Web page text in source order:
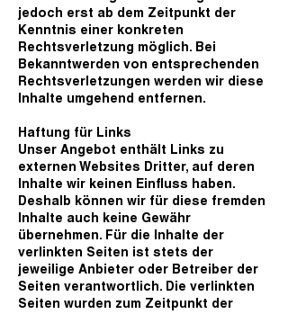
jedoch erst ab dem Zeitpunkt der
Kenntnis einer konkreten
Rechtsverletzung möglich. Bei
Bekanntwerden von entsprechenden
Rechtsverletzungen werden wir diese
Inhalte umgehend entfernen.
Haftung für Links
Unser Angebot enthält Links zu
externen Websites Dritter, auf deren
Inhalte wir keinen Einfluss haben.
Deshalb können wir für diese fremden
Inhalte auch keine Gewähr
übernehmen. Für die Inhalte der
verlinkten Seiten ist stets der
jeweilige Anbieter oder Betreiber der
Seiten verantwortlich. Die verlinkten
Seiten wurden zum Zeitpunkt der